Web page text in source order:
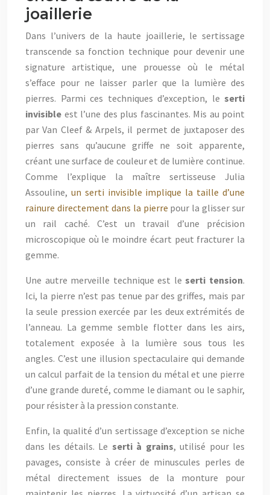
joaillerie
Dans l’univers de la haute joaillerie, le sertissage
transcende sa fonction technique pour devenir une
signature artistique, une prouesse où le métal
s’efface pour ne laisser parler que la lumière des
pierres. Parmi ces techniques d’exception, le serti
invisible est l’une des plus fascinantes. Mis au point
par Van Cleef & Arpels, il permet de juxtaposer des
pierres sans qu’aucune griffe ne soit apparente,
créant une surface de couleur et de lumière continue.
Comme l’explique la maître sertisseuse Julia
Assouline, un serti invisible implique la taille d’une
rainure directement dans la pierre pour la glisser sur
un rail caché. C’est un travail d’une précision
microscopique où le moindre écart peut fracturer la
gemme.
Une autre merveille technique est le serti tension.
Ici, la pierre n’est pas tenue par des griffes, mais par
la seule pression exercée par les deux extrémités de
l’anneau. La gemme semble flotter dans les airs,
totalement exposée à la lumière sous tous les
angles. C’est une illusion spectaculaire qui demande
un calcul parfait de la tension du métal et une pierre
d’une grande dureté, comme le diamant ou le saphir,
pour résister à la pression constante.
Enfin, la qualité d’un sertissage d’exception se niche
dans les détails. Le serti à grains, utilisé pour les
pavages, consiste à créer de minuscules perles de
métal directement issues de la monture pour